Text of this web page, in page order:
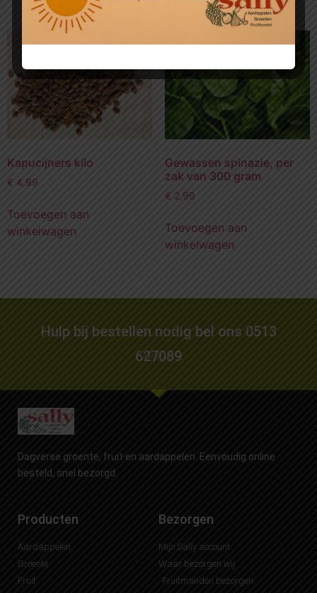
Kapucijners kilo
€ 4,99
Toevoegen aan
winkelwagen
Gewassen spinazie, per
zak van 300 gram
€ 2,99
Toevoegen aan
winkelwagen
Hulp bij bestellen nodig bel ons 0513
627089
Dagverse groente, fruit en aardappelen. Eenvoudig online
besteld, snel bezorgd.
Producten
Aardappelen
Groente
Fruit
Bezorgen
Mijn Sally account
Waar bezorgen wij
Fruitmanden bezorgen